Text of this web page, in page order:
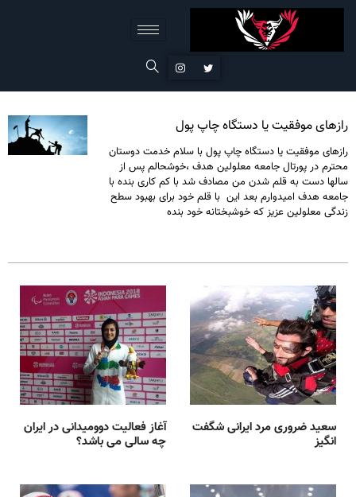
رازهای موفقیت یا دستگاه چاپ پول
رازهای موفقیت یا دستگاه چاپ پول با سلام خدمت دوستان
محترم در پورتال جامعه معلولین هدف ،خوشحالم پس از
سالها دست به قلم شدن من مصادف شد با کم کاری بنده با
جامعه هدف امیدوارم بعد این با قلم خود برای بهبود سطح
زندگی معلولین عزیز که خوشبختانه خود بنده
آغاز فعالیت دوومیدانی در ایران
چه سالی می باشد؟
سعید ضروری مرد ایرانی شگفت
انگیز